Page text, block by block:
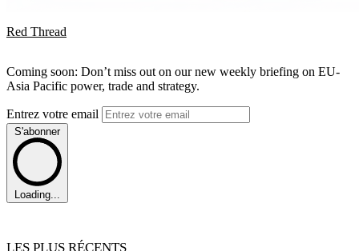
Red Thread
Coming soon: Don’t miss out on our new weekly briefing on EU-
Asia Pacific power, trade and strategy.
Entrez votre email
S'abonner
Loading...
LES PLUS RÉCENTS